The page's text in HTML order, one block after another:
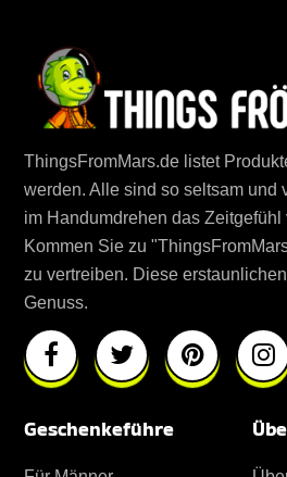
ThingsFromMars.de listet
werden. Alle sind so seltsam und
im Handumdrehen das
Kommen Sie zu
zu vertreiben. Diese
Genuss.
Geschenkeführe